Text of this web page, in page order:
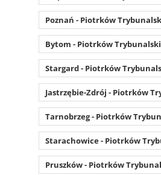
Poznań - Piotrków
Bytom - Piotrków Trybunalski
Stargard - Piotrków
Jastrzębie-Zdrój - Piotrków
Tarnobrzeg - Piotrków
Starachowice - Piotrków
Pruszków - Piotrków